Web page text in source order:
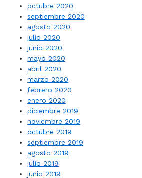
octubre 2020
septiembre 2020
agosto 2020
julio 2020
junio 2020
mayo 2020
abril 2020
marzo 2020
febrero 2020
enero 2020
diciembre 2019
noviembre 2019
octubre 2019
septiembre 2019
agosto 2019
julio 2019
junio 2019